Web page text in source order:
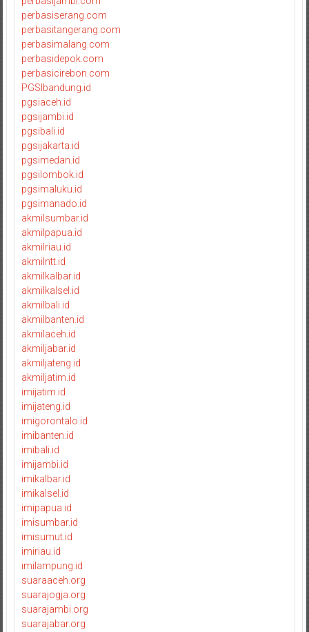
perbasiserang.com
perbasitangerang.com
perbasimalang.com
perbasidepok.com
perbasicirebon.com
PGSIbandung.id
pgsiaceh.id
pgsijambi.id
pgsibali.id
pgsijakarta.id
pgsimedan.id
pgsilombok.id
pgsimaluku.id
pgsimanado.id
akmilsumbar.id
akmilpapua.id
akmilriau.id
akmilntt.id
akmilkalbar.id
akmilkalsel.id
akmilbali.id
akmilbanten.id
akmilaceh.id
akmiljabar.id
akmiljateng.id
akmiljatim.id
imijatim.id
imijateng.id
imigorontalo.id
imibanten.id
imibali.id
imijambi.id
imikalbar.id
imikalsel.id
imipapua.id
imisumbar.id
imisumut.id
imiriau.id
imilampung.id
suaraaceh.org
suarajogja.org
suarajambi.org
suarajabar.org